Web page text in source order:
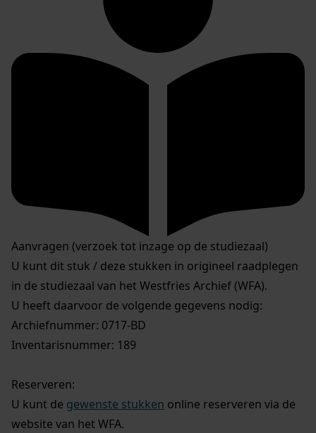
Aanvragen (verzoek tot inzage op de studiezaal)
U kunt dit stuk / deze stukken in origineel raadplegen
in de studiezaal van het Westfries Archief (WFA).
U heeft daarvoor de volgende gegevens nodig:
Archiefnummer: 0717-BD
Inventarisnummer: 189
Reserveren:
U kunt de gewenste stukken online reserveren via de
website van het WFA.